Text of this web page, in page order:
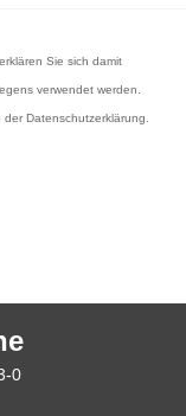
Sie sich damit
verwendet werden.
derDatenschutzerklärung
0